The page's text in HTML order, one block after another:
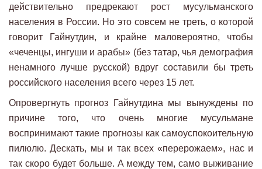
действительно предрекают рост мусульманского
населения в России. Но это совсем не треть, о которой
говорит Гайнутдин, и крайне маловероятно, чтобы
«чеченцы, ингуши и арабы» (без татар, чья демография
ненамного лучше русской) вдруг составили бы треть
российского населения всего через 15 лет.
Опровергнуть прогноз Гайнутдина мы вынуждены по
причине того, что очень многие мусульмане
воспринимают такие прогнозы как самоуспокоительную
пилюлю. Дескать, мы и так всех «перерожаем», нас и
так скоро будет больше. А между тем, само выживание